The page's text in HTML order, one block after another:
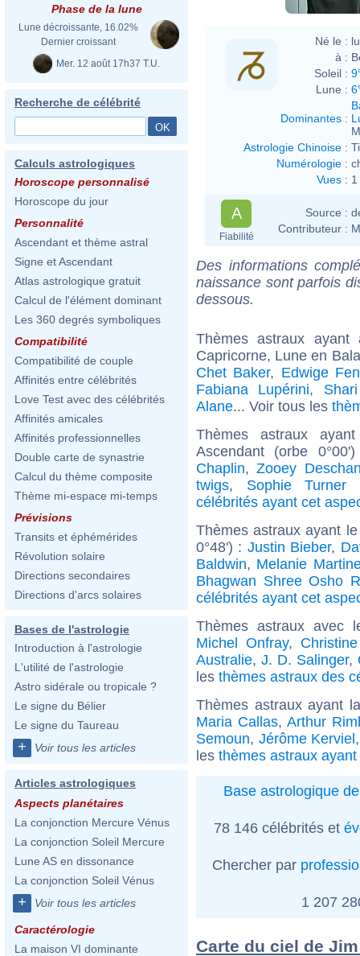
Phase de la lune
Lune décroissante, 16.02%
Dernier croissant
Mer. 12 août 17h37 T.U.
Recherche de célébrité
Calculs astrologiques
Horoscope personnalisé
Horoscope du jour
Personnalité
Ascendant et thème astral
Signe et Ascendant
Atlas astrologique gratuit
Calcul de l'élément dominant
Les 360 degrés symboliques
Compatibilité
Compatibilité de couple
Affinités entre célébrités
Love Test avec des célébrités
Affinités amicales
Affinités professionnelles
Double carte de synastrie
Calcul du thème composite
Thème mi-espace mi-temps
Prévisions
Transits et éphémérides
Révolution solaire
Directions secondaires
Directions d'arcs solaires
Bases de l'astrologie
Introduction à l'astrologie
L'utilité de l'astrologie
Astro sidérale ou tropicale ?
Le signe du Bélier
Le signe du Taureau
+ Voir tous les articles
Articles astrologiques
Aspects planétaires
La conjonction Mercure Vénus
La conjonction Soleil Mercure
Lune AS en dissonance
La conjonction Soleil Vénus
+ Voir tous les articles
Caractérologie
La maison VI dominante
Né le :
à :
Soleil :
Lune :
Dominantes :
Astrologie Chinoise :
Numérologie :
Vues :
A
Fiabilité
Source :
Contributeur :
Des informations
naissance sont parfois
dessous.
Thèmes astraux
Capricorne, Lune en
Chet Baker, Edwige
Fabiana Lupérini,
Alane... Voir tous les
Thèmes astraux
Ascendant (orbe
Chaplin,Zooey
twigs, Sophie Turner
célébrités ayant cet
Thèmes astraux ayant
0°48') : Justin Bieber,
Baldwin, Melanie
Bhagwan Shree Osho
célébrités ayant cet
Thèmes astraux avec
Michel Onfray,
Australie, J. D. Salinger,
les thèmes astraux des
Thèmes astraux ayant
Maria Callas, Arthur
Semoun, Jérôme Kerviel
les thèmes astraux
Base astrologique
78 146 célébrités et
Chercher par
1 207
Carte du ciel de